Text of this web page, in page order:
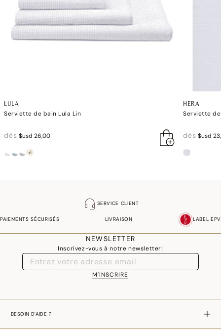
LULA
Serviette de bain Lula Lin
dès $usd 26,00
+1
HERA
Serviette
dès $usd
SERVICE CLIENT
PAIEMENTS SÉCURISÉS LIVRAISON LABEL EPV
NEWSLETTER
Inscrivez-vous à notre newsletter!
M'INSCRIRE
BESOIN D'AIDE ?